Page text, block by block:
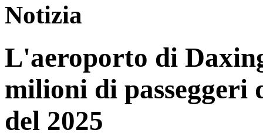
Notizia
L'aeroporto di
milioni di passeggeri
del 2025